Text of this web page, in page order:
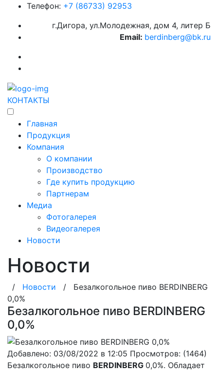
Телефон: +7 (86733) 92953
г.Дигора, ул.Молодежная, дом 4, литер Б
Email: berdinberg@bk.ru
КОНТАКТЫ
Главная
Продукция
Компания
О компании
Производство
Где купить продукцию
Партнерам
Медиа
Фотогалерея
Видеогалерея
Новости
Новости
/ Новости /
Безалкогольное пиво BERDINBERG
0,0%
Безалкогольное пиво BERDINBERG
0,0%
Добавлено: 03/08/2022 в 12:05 Просмотров: (1464)
Безалкогольное пиво BERDINBERG 0,0%. Обладает